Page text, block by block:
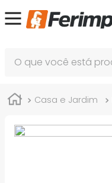
Casa e Jardim